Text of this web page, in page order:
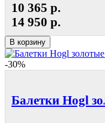
10 365 р.
14 950 р.
В корзину
-30%
Балетки Hogl